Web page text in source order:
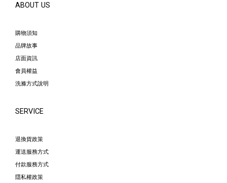
ABOUT US
購物須知
品牌故事
店面資訊
會員權益
洗滌方式說明
SERVICE
退換貨政策
運送服務方式
付款服務方式
隱私權政策